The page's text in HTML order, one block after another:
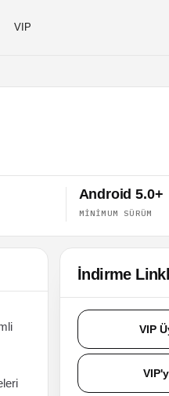
VIP
Android 5.0+
MINIMUM SÜRÜM
İndirme
VIP